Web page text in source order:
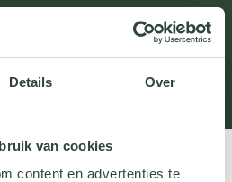
Details Over
van cookies
content en advertenties te
konserwacji. Jeśli brakuje Ci
numer +31 413 351 272 lub